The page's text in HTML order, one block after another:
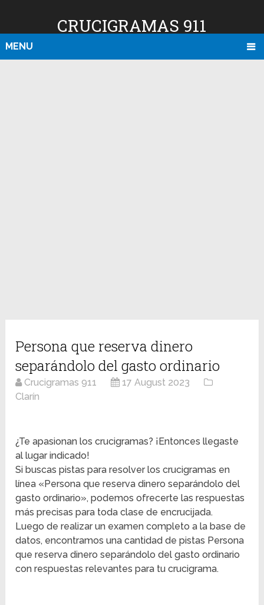
CRUCIGRAMAS 911
MENU
Persona que reserva dinero
separándolo del gasto ordinario
Crucigramas 911
17 August 2023
Clarín
¿Te apasionan los crucigramas? ¡Entonces llegaste
al lugar indicado!
Si buscas pistas para resolver los crucigramas en
línea «Persona que reserva dinero separándolo del
gasto ordinario», podemos ofrecerte las respuestas
más precisas para toda clase de encrucijada.
Luego de realizar un examen completo a la base de
datos, encontramos una cantidad de pistas Persona
que reserva dinero separándolo del gasto ordinario
con respuestas relevantes para tu crucigrama.